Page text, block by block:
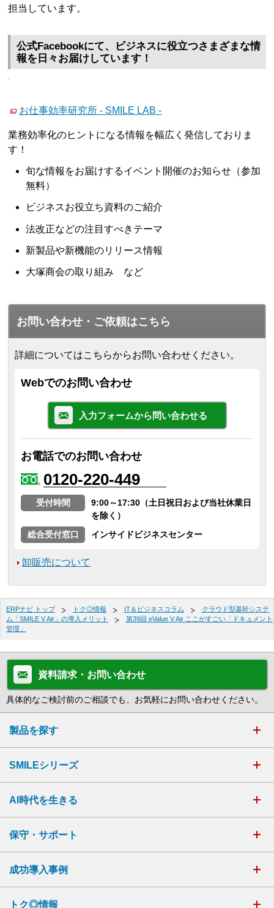
担当しています。
公式Facebookにて、ビジネスに役立つさまざまな情
報を日々お届けしています！
お仕事効率研究所 - SMILE LAB -
業務効率化のヒントになる情報を幅広く発信しておりま
す！
旬な情報をお届けするイベント開催のお知らせ（参加
無料）
ビジネスお役立ち資料のご紹介
法改正などの注目すべきテーマ
新製品や新機能のリリース情報
大塚商会の取り組み など
お問い合わせ・ご依頼はこちら
詳細についてはこちらからお問い合わせください。
Webでのお問い合わせ
入力フォームから問い合わせる
お電話でのお問い合わせ
0120-220-449
受付時間
9:00～17:30（土日祝日および当社休業日
を除く）
総合受付窓口
インサイドビジネスセンター
卸販売について
ERPナビ トップ トク◎情報 IT＆ビジネスコラム
クラウド型基幹システ
ム「SMILE V Air」の導入メリット
第39回 eValue V Air ここがすごい「ドキュメント
管理」
資料請求・お問い合わせ
具体的なご検討前のご相談でも、お気軽にお問い合わせください。
製品を探す
SMILEシリーズ
AI時代を生きる
保守・サポート
成功導入事例
トク◎情報